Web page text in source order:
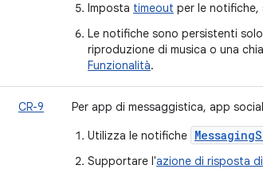
Imposta timeout per le notifiche,
Le notifiche sono persistenti
riproduzione di musica o una
Funzionalità.
CR-9
Per app di messaggistica, app
Utilizza le notifiche
Supportare l'azione di risposta